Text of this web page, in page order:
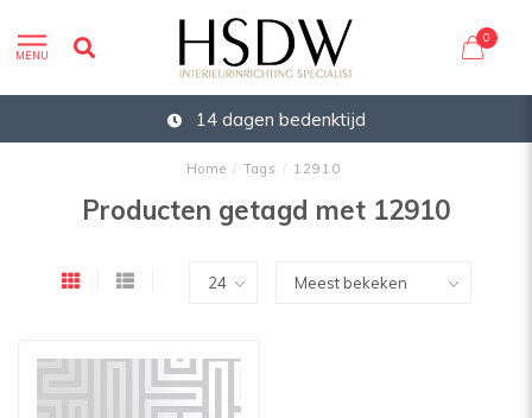
MENU
0
14 dagen bedenktijd
Home / Tags / 12910
Producten getagd met 12910